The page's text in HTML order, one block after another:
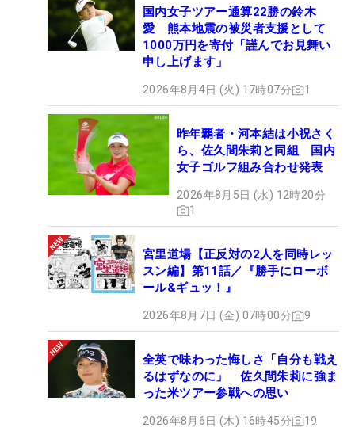
国内女子ツアー通算22勝の鈴木
愛 熊本地震の被災者支援として
1000万円を寄付「謹んでお見舞い
申し上げます」
2026年8月4日 (火) 17時07分 1
昨年覇者・河本結は小祝さく
ら、佐久間朱莉と同組 国内
女子ゴルフ組み合わせ発表
2026年8月5日 (水) 12時20分
1
宮里道場【正反対の2人を同時レッ
スン編】第11話／『勝手にローボ
ール&ギュッ！』
2026年8月7日 (金) 07時00分 9
全英で味わった悔しさ「自分も戦え
るはずなのに」 佐久間朱莉に強ま
った米ツアー参戦への思い
2026年8月6日 (木) 16時45分 19